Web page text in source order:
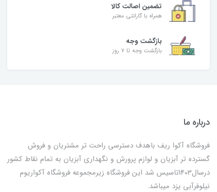
تضمین اصالت کالا
همراه با گارانتی معتبر
بازگشت وجه
بازگشت وجه تا ۷ روز
درباره ما
فروشگاه آکوا ریف باهدف دسترسی راحت تر مشتریان و فروش
گسترده تر آبزیان و لوازم پرورش و نگهداری آبزیان به تمام نقاط کشور
درسال1403تاسیس شد این فروشگاه زیرمجموعه فروشگاه آکواریوم
نیلوفرآبی یزد میباشد.